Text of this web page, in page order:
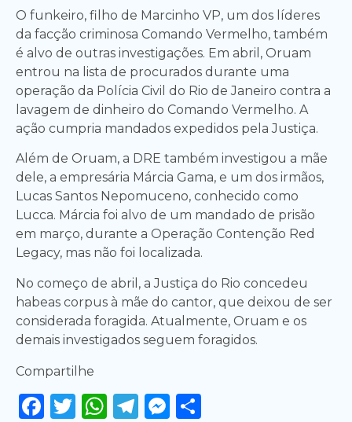
O funkeiro, filho de Marcinho VP, um dos líderes
da facção criminosa Comando Vermelho, também
é alvo de outras investigações. Em abril, Oruam
entrou na lista de procurados durante uma
operação da Polícia Civil do Rio de Janeiro contra a
lavagem de dinheiro do Comando Vermelho. A
ação cumpria mandados expedidos pela Justiça.
Além de Oruam, a DRE também investigou a mãe
dele, a empresária Márcia Gama, e um dos irmãos,
Lucas Santos Nepomuceno, conhecido como
Lucca. Márcia foi alvo de um mandado de prisão
em março, durante a Operação Contenção Red
Legacy, mas não foi localizada.
No começo de abril, a Justiça do Rio concedeu
habeas corpus à mãe do cantor, que deixou de ser
considerada foragida. Atualmente, Oruam e os
demais investigados seguem foragidos.
Compartilhe
Facebook
Twitter
WhatsApp
Telegram
Messenger